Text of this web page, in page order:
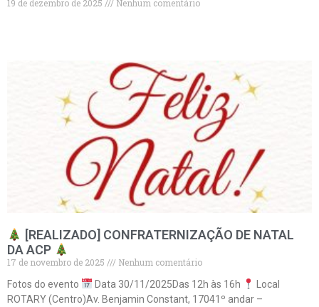
19 de dezembro de 2025 Nenhum comentário
[REALIZADO] CONFRATERNIZAÇÃO DE NATAL
DA ACP
17 de novembro de 2025
Nenhum comentário
Fotos do evento
Data 30/11/2025Das 12h às 16h
Local
ROTARY (Centro)Av. Benjamin Constant, 17041º andar –